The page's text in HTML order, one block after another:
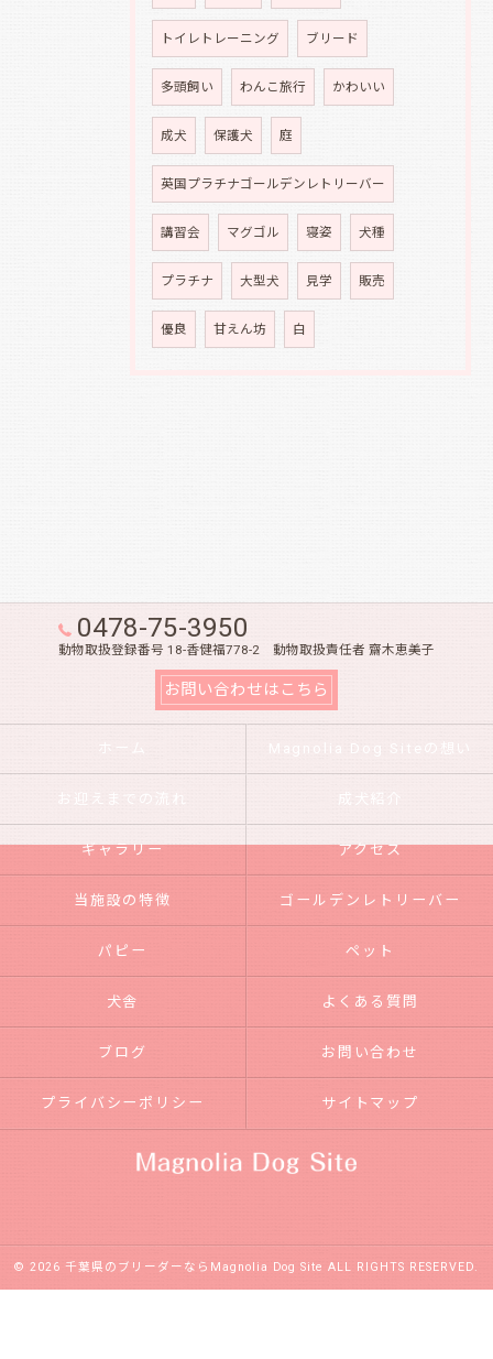
トイレトレーニング ブリード
多頭飼い わんこ旅行 かわいい
成犬 保護犬 庭
英国プラチナゴールデンレトリーバー
講習会 マグゴル 寝姿 犬種
プラチナ 大型犬 見学 販売
優良 甘えん坊 白
0478-75-3950
動物取扱登録番号 18-香健福778-2 動物取扱責任者 齋木恵美子
お問い合わせはこちら
ホーム Magnolia Dog Siteの想い
お迎えまでの流れ 成犬紹介
ギャラリー アクセス
当施設の特徴 ゴールデンレトリーバー
パピー ペット
犬舎 よくある質問
ブログ お問い合わせ
プライバシーポリシー サイトマップ
© 2026 千葉県のブリーダーならMagnolia Dog Site ALL RIGHTS RESERVED.